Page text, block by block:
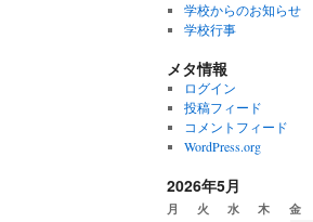
学校からのお知らせ
学校行事
メタ情報
ログイン
投稿フィード
コメントフィード
WordPress.org
2026年5月
月 火 水 木 金